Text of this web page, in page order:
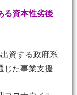
る資本性劣後
資する政府系
じた事業支援